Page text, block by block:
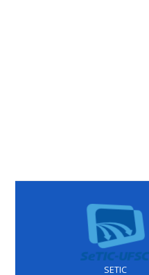
SETIC